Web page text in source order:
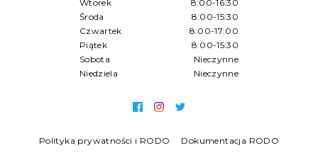
Wtorek
8:00-16:30
Środa
8:00-15:30
Czwartek
8:00-17:00
Piątek
8:00-15:30
Sobota
Nieczynne
Niedziela
Nieczynne
Polityka prywatności i RODO Dokumentacja RODO